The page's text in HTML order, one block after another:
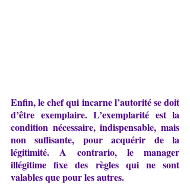
Enfin, le chef qui incarne l’autorité se doit
d’être exemplaire. L’exemplarité est la
condition nécessaire, indispensable, mais
non suffisante, pour acquérir de la
légitimité. A contrario, le manager
illégitime fixe des règles qui ne sont
valables que pour les autres.